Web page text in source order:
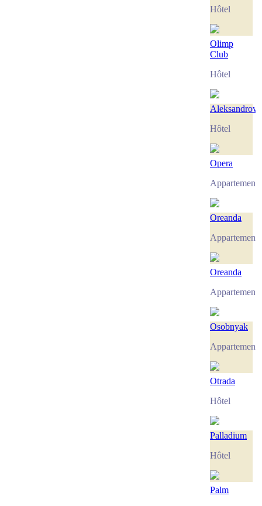
Hôtel
Olimp
Club
Hôtel
Hôtel
Opera
Appartement
Oreanda
Appartement
Oreanda
Appartement
Osobnyak
Appartement
Otrada
Hôtel
Palladium
Hôtel
Palm